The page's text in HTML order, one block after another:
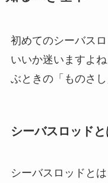
初めてのシーバス
いいか迷いますよ
ぶときの「ものさ
シーバスロッドと
シーバスロッドと